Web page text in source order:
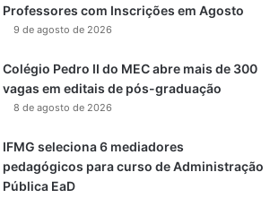
Professores com Inscrições em Agosto
9 de agosto de 2026
Colégio Pedro II do MEC abre mais de 300
vagas em editais de pós-graduação
8 de agosto de 2026
IFMG seleciona 6 mediadores
pedagógicos para curso de Administração
Pública EaD